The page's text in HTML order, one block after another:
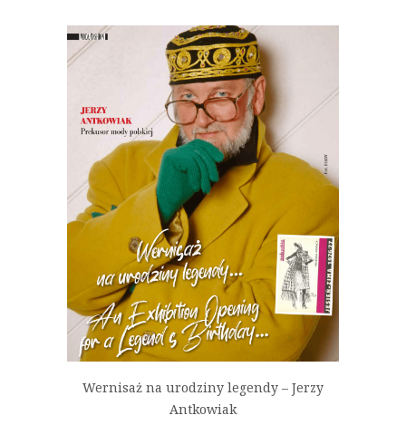
Wernisaż na urodziny legendy – Jerzy
Antkowiak